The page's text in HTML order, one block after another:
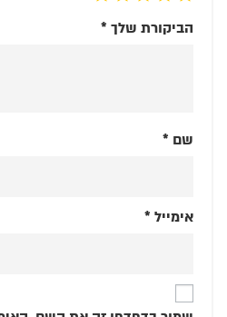
הביקורת שלך *
שם *
אימייל *